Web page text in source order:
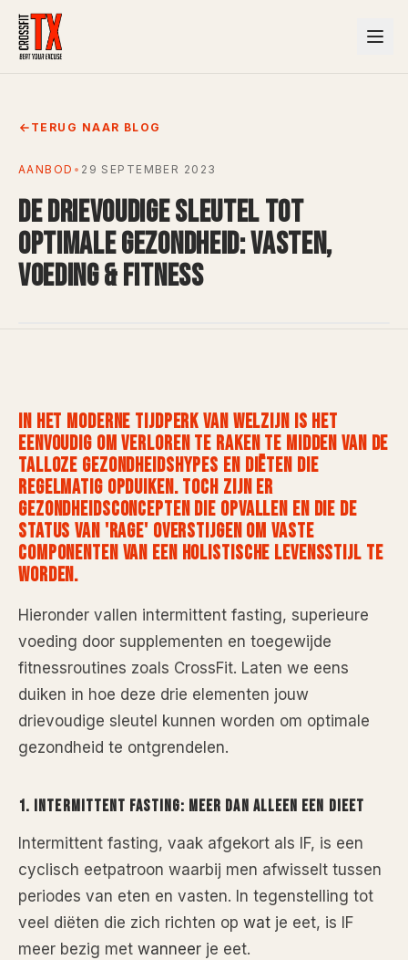
TERUG NAAR BLOG
AANBOD • 29 SEPTEMBER 2023
DE DRIEVOUDIGE SLEUTEL TOT
OPTIMALE GEZONDHEID: VASTEN,
VOEDING & FITNESS
IN HET MODERNE TIJDPERK VAN WELZIJN IS HET
EENVOUDIG OM VERLOREN TE RAKEN TE MIDDEN VAN DE
TALLOZE GEZONDHEIDSHYPES EN DIËTEN DIE
REGELMATIG OPDUIKEN. TOCH ZIJN ER
GEZONDHEIDSCONCEPTEN DIE OPVALLEN EN DIE DE
STATUS VAN 'RAGE' OVERSTIJGEN OM VASTE
COMPONENTEN VAN EEN HOLISTISCHE LEVENSSTIJL TE
WORDEN.
Hieronder vallen intermittent fasting, superieure
voeding door supplementen en toegewijde
fitnessroutines zoals CrossFit. Laten we eens
duiken in hoe deze drie elementen jouw
drievoudige sleutel kunnen worden om optimale
gezondheid te ontgrendelen.
1. INTERMITTENT FASTING: MEER DAN ALLEEN EEN DIEET
Intermittent fasting, vaak afgekort als IF, is een
cyclisch eetpatroon waarbij men afwisselt tussen
periodes van eten en vasten. In tegenstelling tot
veel diëten die zich richten op wat je eet, is IF
meer bezig met wanneer je eet.